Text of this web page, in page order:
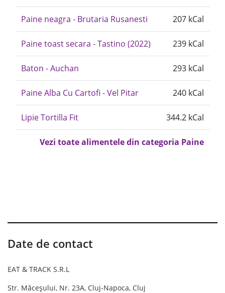
Paine neagra - Brutaria Rusanesti 207 kCal
Paine toast secara - Tastino (2022) 239 kCal
Baton - Auchan 293 kCal
Paine Alba Cu Cartofi - Vel Pitar 240 kCal
Lipie Tortilla Fit 344.2 kCal
Vezi toate alimentele din categoria Paine
Date de contact
EAT & TRACK S.R.L
Str. Măceșului, Nr. 23A, Cluj-Napoca, Cluj